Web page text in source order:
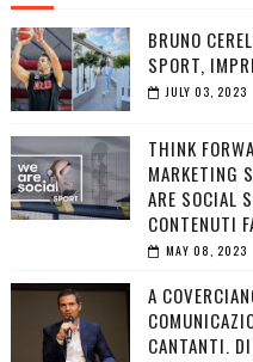
BRUNO
SPORT,
JULY 03, 2023
THINK
MARKETING
ARE SOCIAL
CONTENUTI
MAY 08, 2023
A
CANTANTI.